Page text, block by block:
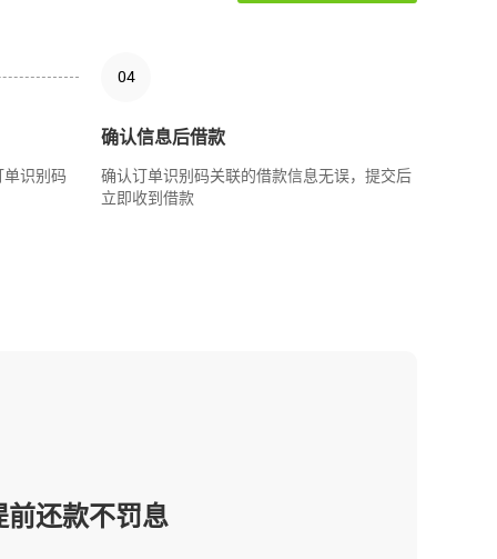
识别码
04
确认信息后借款
确认订单识别码关联的借款信息无误，提交后
立即收到借款
还款不罚息